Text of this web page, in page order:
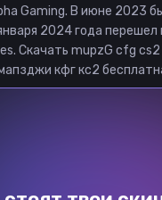
Gaming. В июне 2023
2024 года перешел
Скачать mupzG cfg
кфг кс2